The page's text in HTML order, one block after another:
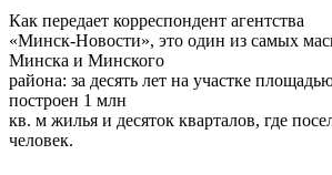
Как передает корреспондент агентства
«Минск-Новости», это один из самых
Минска и Минского
района: за десять лет на участке
построен 1 млн
кв. м жилья и десяток кварталов, где
человек.